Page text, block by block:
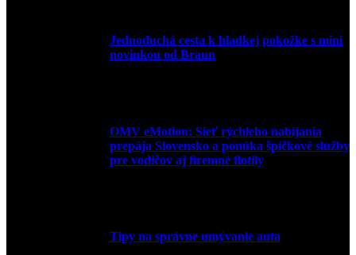
Jednoduchá cesta k hladkej pokožke s mini
novinkou od Braun
OMV eMotion: Sieť rýchleho nabíjania
prepája Slovensko a ponúka špičkové služby
pre vodičov aj firemné flotily
Tipy na správne umývanie auta